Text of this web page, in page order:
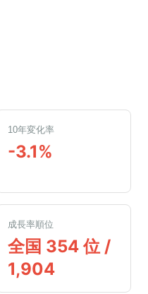
10年変化率
-3.1%
成長率順位
全国 354 位 /
1,904